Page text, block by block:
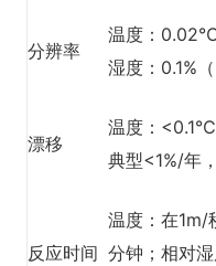
分辨率
温度：
湿度：0.1%
漂移
温度：
典型<1%/年
反应时间
温度：在1m/
分钟；相对